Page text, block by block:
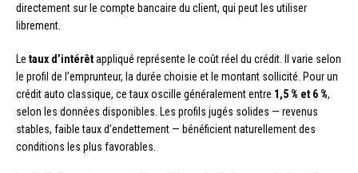
directement sur le compte bancaire du client, qui peut les utiliser
librement.
Le taux d’intérêtappliqué représente le coût réel du crédit. Il varie selon
le profil de l’emprunteur, la durée choisie et le montant sollicité. Pour un
crédit auto classique, ce taux oscille généralement entre 1,5 % et 6 %,
selon les données disponibles. Les profils jugés solides — revenus
stables, faible taux d’endettement — bénéficient naturellement des
conditions les plus favorables.